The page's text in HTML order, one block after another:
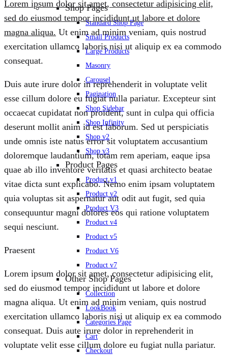
Shop Pages
Standard Shop Page
Small Products
Large Products
Masonry
Carousel
Pagination
Shop Sidebar
Shop Infinity
Shop v2
Shop v3
Product Pages
Product v1
Product v2
Product V3
Product v4
Product v5
Product V6
Product v7
Other Shop Pages
Collection
LookBook
Categories Page
Cart
Checkout
Lorem ipsum dolor sit amet, consectetur adipisicing elit,
sed do eiusmod tempor incididunt ut labore et dolore
magna aliqua. Ut enim ad minim veniam, quis nostrud
exercitation ullamco laboris nisi ut aliquip ex ea commodo
consequat.
Duis aute irure dolor in reprehenderit in voluptate velit
esse cillum dolore eu fugiat nulla pariatur. Excepteur sint
occaecat cupidatat non proident, sunt in culpa qui officia
deserunt mollit anim id est laborum. Sed ut perspiciatis
unde omnis iste natus error sit voluptatem accusantium
doloremque laudantium, totam rem aperiam, eaque ipsa
quae ab illo inventore veritatis et quasi architecto beatae
vitae dicta sunt explicabo. Nemo enim ipsam voluptatem
quia voluptas sit aspernatur aut odit aut fugit, sed quia
consequuntur magni dolores eos qui ratione voluptatem
sequi nesciunt.
Praesent
Lorem ipsum dolor sit amet, consectetur adipisicing elit,
sed do eiusmod tempor incididunt ut labore et dolore
magna aliqua. Ut enim ad minim veniam, quis nostrud
exercitation ullamco laboris nisi ut aliquip ex ea commodo
consequat. Duis aute irure dolor in reprehenderit in
voluptate velit esse cillum dolore eu fugiat nulla pariatur.